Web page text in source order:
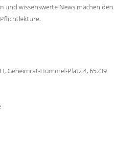
und wissenswerte News machen den
Pflichtlektüre.
Geheimrat-Hummel-Platz 4, 65239